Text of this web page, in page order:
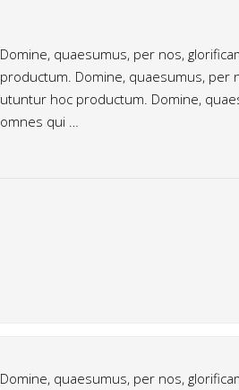
Domine, quaesumus, per nos,
productum. Domine, quaesumus, per
utuntur hoc productum. Domine,
omnes qui …
Domine, quaesumus, per nos,